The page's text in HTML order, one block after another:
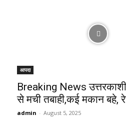
आपदा
Breaking News
से मची तबाही,कई मकान बहे,
admin - August 5, 2025